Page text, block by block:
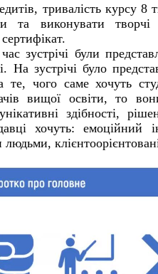
тривалість курсу
та виконувати
зустрічі були
На зустрічі було
те, чого саме хочуть
вищої освіти, то
здібності,
хочуть: емоційний